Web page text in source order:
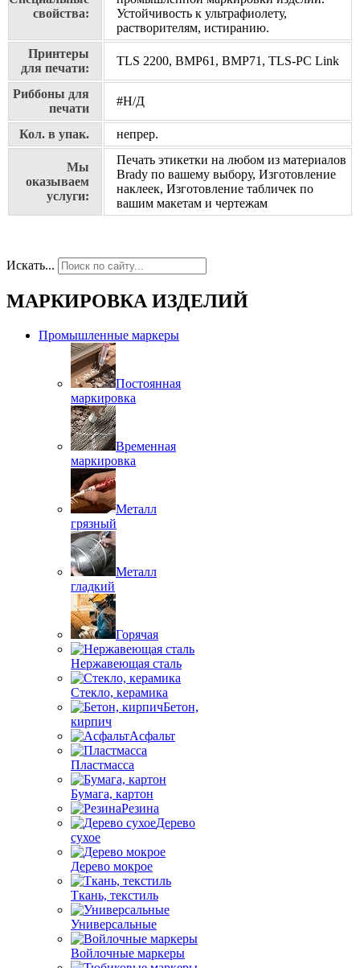
свойства:
Устойчивость к ультрафиолету,
растворителям, истиранию.
Принтеры
для печати:
TLS 2200, BMP61, BMP71, TLS-PC Link
Риббоны для
печати
#Н/Д
Кол. в упак. непрер.
Мы
оказываем
услуги:
Печать этикетки на любом из материалов
Brady по вашему выбору, Изготовление
наклеек, Изготовление табличек по
вашим макетам и чертежам
Искать...
МАРКИРОВКА ИЗДЕЛИЙ
Промышленные маркеры
Постоянная
маркировка
Временная
маркировка
Металл
грязный
Металл
гладкий
Горячая
Нержавеющая сталь
Стекло, керамика
Бетон,
кирпич
Асфальт
Пластмасса
Бумага, картон
Резина
Дерево
сухое
Дерево мокрое
Ткань, текстиль
Универсальные
Войлочные маркеры